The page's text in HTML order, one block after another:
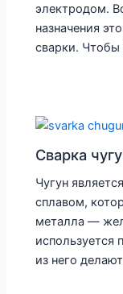
электродом.
назначения
сварки.
Сварка
Чугун
сплавом,
металла —
используется
из него